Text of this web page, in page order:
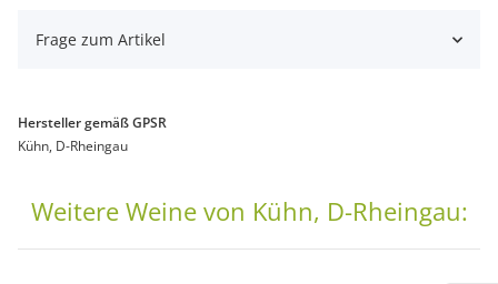
Frage zum Artikel
Hersteller gemäß GPSR
Kühn, D-Rheingau
Weitere Weine von Kühn, D-Rheingau: